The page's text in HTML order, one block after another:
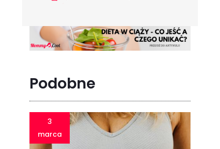
Podobne
3
marca